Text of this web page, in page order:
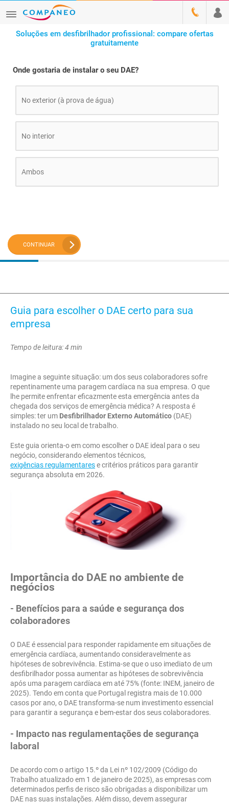
Soluções em desfibrilhador profissional: compare ofertas
gratuitamente
Onde gostaria de instalar o seu DAE?
No exterior (à prova de água)
No interior
Ambos
CONTINUAR
Guia para escolher o DAE certo para sua
empresa
Tempo de leitura: 4 min
Imagine a seguinte situação: um dos seus colaboradores sofre
repentinamente uma paragem cardíaca na sua empresa. O que
lhe permite enfrentar eficazmente esta emergência antes da
chegada dos serviços de emergência médica? A resposta é
simples: ter um Desfibrilhador Externo Automático (DAE)
instalado no seu local de trabalho.
Este guia orienta-o em como escolher o DAE ideal para o seu
negócio, considerando elementos técnicos,
exigências regulamentarese critérios práticos para garantir
segurança absoluta em 2026.
Importância do DAE no ambiente de
negócios
- Benefícios para a saúde e segurança dos
colaboradores
O DAE é essencial para responder rapidamente em situações de
emergência cardíaca, aumentando consideravelmente as
hipóteses de sobrevivência. Estima-se que o uso imediato de um
desfibrilhador possa aumentar as hipóteses de sobrevivência
após uma paragem cardíaca em até 75% (fonte: INEM, janeiro de
2025). Tendo em conta que Portugal registra mais de 10.000
casos por ano, o DAE transforma-se num investimento essencial
para garantir a segurança e bem-estar dos seus colaboradores.
- Impacto nas regulamentações de segurança
laboral
De acordo com o artigo 15.º da Lei nº 102/2009 (Código do
Trabalho atualizado em 1 de janeiro de 2025), as empresas com
determinados perfis de risco são obrigadas a disponibilizar um
DAE nas suas instalações. Além disso, devem assegurar